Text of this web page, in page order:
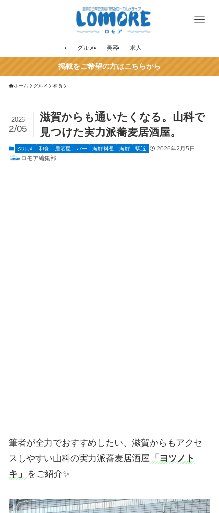
グルメ 美容 求人
掲載をご希望の方はこちらから
ホーム グルメ 和食
滋賀からも通いたくなる。山科で
見つけた実力派蕎麦居酒屋。
2026
2/05
グルメ 和食 居酒屋、バー 海鮮料理 海鮮 駅近
2026年2月5日
ロモア編集部
筆者が全力でおすすめしたい、滋賀からもアクセ
スしやすい山科の実力派蕎麦居酒屋
「ヨツノト
キ」
をご紹介✨